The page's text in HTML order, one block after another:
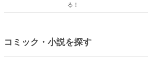
る！
コミック・小説を探す